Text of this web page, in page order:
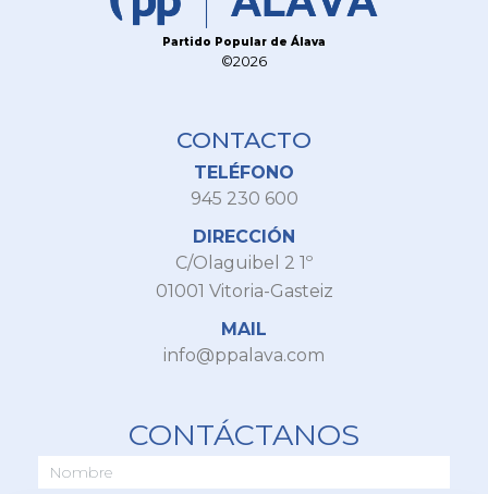
Partido Popular de Álava
©2026
CONTACTO
TELÉFONO
945 230 600
DIRECCIÓN
C/Olaguibel 2 1º
01001 Vitoria-Gasteiz
MAIL
info@ppalava.com
CONTÁCTANOS